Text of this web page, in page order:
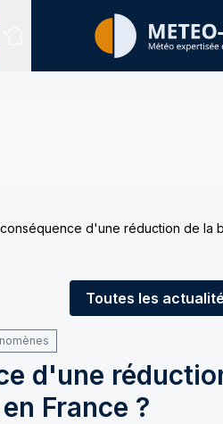
Sites expertisés
d'une réduction de la
Toutes les
d'une
France ?